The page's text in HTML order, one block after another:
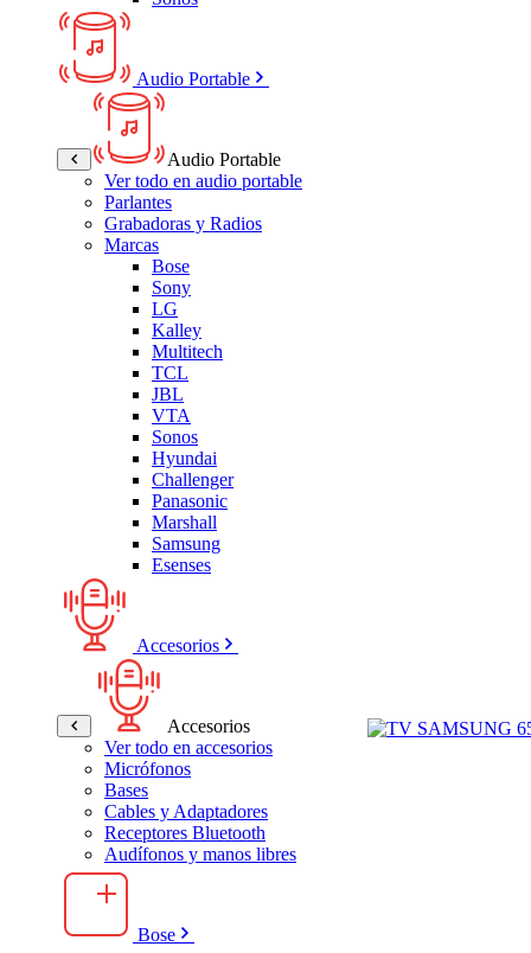
Audio Portable
Audio Portable
Ver todo en audio portable
Parlantes
Grabadoras y Radios
Marcas
Bose
Sony
LG
Kalley
Multitech
TCL
JBL
VTA
Sonos
Hyundai
Challenger
Panasonic
Marshall
Samsung
Esenses
Accesorios
Accesorios
Ver todo en accesorios
Micrófonos
Bases
Cables y Adaptadores
Receptores Bluetooth
Audífonos y manos libres
Bose